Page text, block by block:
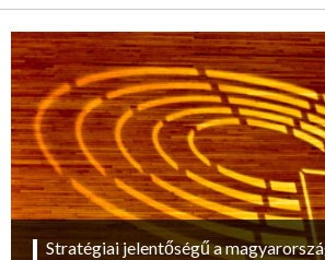
Stratégiai jelentőségű a